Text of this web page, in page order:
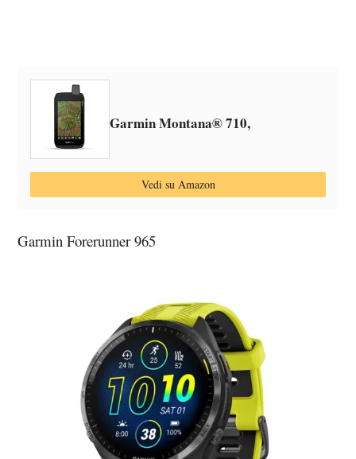
Garmin Montana® 710,
Vedi su Amazon
Garmin Forerunner 965